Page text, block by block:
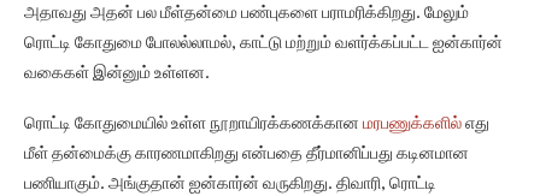
அதாவது அதன் பல மீள்தன்மை பண்புகளை பராமரிக்கிறது. மேலும்
ரொட்டி கோதுமை போலல்லாமல், காட்டு மற்றும் வளர்க்கப்பட்ட ஐன்கார்ன்
வகைகள் இன்னும் உள்ளன.
ரொட்டி கோதுமையில் உள்ள நூறாயிரக்கணக்கான மரபணுக்களில்எது
மீள் தன்மைக்கு காரணமாகிறது என்பதை தீர்மானிப்பது கடினமான
பணியாகும். அங்குதான் ஐன்கார்ன் வருகிறது. திவாரி, ரொட்டி